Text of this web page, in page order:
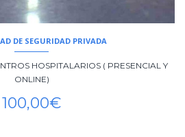
DE SEGURIDAD PRIVADA
HOSPITALARIOS ( PRESENCIAL Y
ONLINE)
100,00€